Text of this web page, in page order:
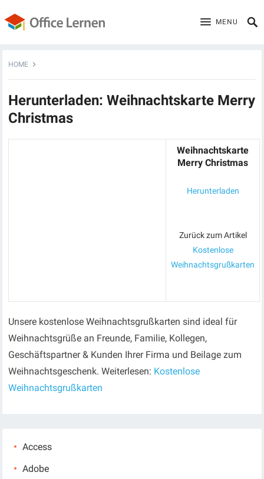
MENU
HOME
Herunterladen: Weihnachtskarte Merry
Christmas
Weihnachtskarte
Merry Christmas
Herunterladen
Zurück zum Artikel
Kostenlose
Weihnachtsgrußkarten
Unsere kostenlose Weihnachtsgrußkarten sind ideal für
Weihnachtsgrüße an Freunde, Familie, Kollegen,
Geschäftspartner & Kunden Ihrer Firma und Beilage zum
Weihnachtsgeschenk. Weiterlesen: Kostenlose
Weihnachtsgrußkarten
Access
Adobe